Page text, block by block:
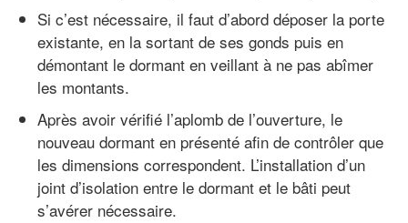
Si c’est nécessaire, il faut d’abord déposer la porte
existante, en la sortant de ses gonds puis en
démontant le dormant en veillant à ne pas abîmer
les montants.
Après avoir vérifié l’aplomb de l’ouverture, le
nouveau dormant en présenté afin de contrôler que
les dimensions correspondent. L’installation d’un
joint d’isolation entre le dormant et le bâti peut
s’avérer nécessaire.